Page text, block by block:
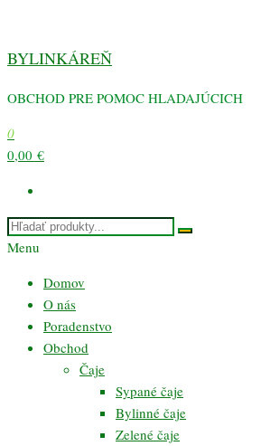
obsah
BYLINKÁREŇ
OBCHOD PRE POMOC HLADAJÚCICH
0
0,00 €
Menu
Domov
O nás
Poradenstvo
Obchod
Čaje
Sypané čaje
Bylinné čaje
Zelené čaje